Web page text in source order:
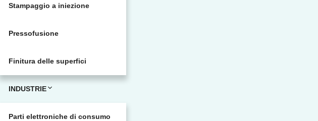
Stampaggio a iniezione
Pressofusione
Finitura delle superfici
INDUSTRIE
Parti elettroniche di consumo